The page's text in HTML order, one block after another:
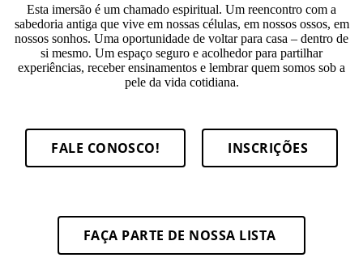
Esta imersão é um chamado espiritual. Um reencontro com a
sabedoria antiga que vive em nossas células, em nossos ossos, em
nossos sonhos. Uma oportunidade de voltar para casa – dentro de
si mesmo. Um espaço seguro e acolhedor para partilhar
experiências, receber ensinamentos e lembrar quem somos sob a
pele da vida cotidiana.
FALE CONOSCO! INSCRIÇÕES
FAÇA PARTE DE NOSSA LISTA